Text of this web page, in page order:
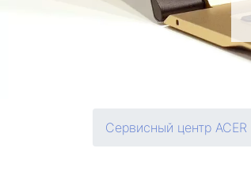
Сервисный центр ACER